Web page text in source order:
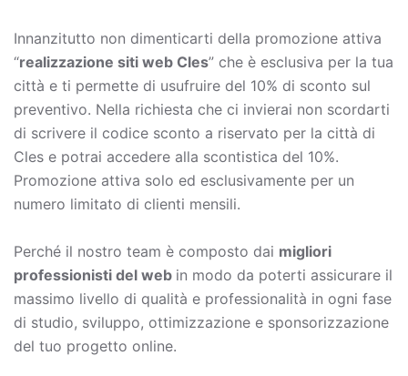
Innanzitutto non dimenticarti della promozione attiva
“realizzazione siti web Cles” che è esclusiva per la tua
città e ti permette di usufruire del 10% di sconto sul
preventivo. Nella richiesta che ci invierai non scordarti
di scrivere il codice sconto a riservato per la città di
Cles e potrai accedere alla scontistica del 10%.
Promozione attiva solo ed esclusivamente per un
numero limitato di clienti mensili.
Perché il nostro team è composto dai migliori
professionisti del web in modo da poterti assicurare il
massimo livello di qualità e professionalità in ogni fase
di studio, sviluppo, ottimizzazione e sponsorizzazione
del tuo progetto online.